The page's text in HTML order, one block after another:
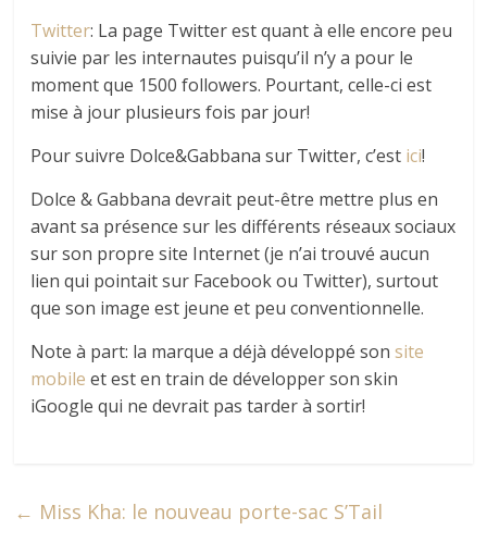
Twitter: La page Twitter est quant à elle encore peu
suivie par les internautes puisqu’il n’y a pour le
moment que 1500 followers. Pourtant, celle-ci est
mise à jour plusieurs fois par jour!
Pour suivre Dolce&Gabbana sur Twitter, c’est ici!
Dolce & Gabbana devrait peut-être mettre plus en
avant sa présence sur les différents réseaux sociaux
sur son propre site Internet (je n’ai trouvé aucun
lien qui pointait sur Facebook ou Twitter), surtout
que son image est jeune et peu conventionnelle.
Note à part: la marque a déjà développé sonsite
mobile et est en train de développer son skin
iGoogle qui ne devrait pas tarder à sortir!
← Miss Kha: le nouveau porte-sac S’Tail